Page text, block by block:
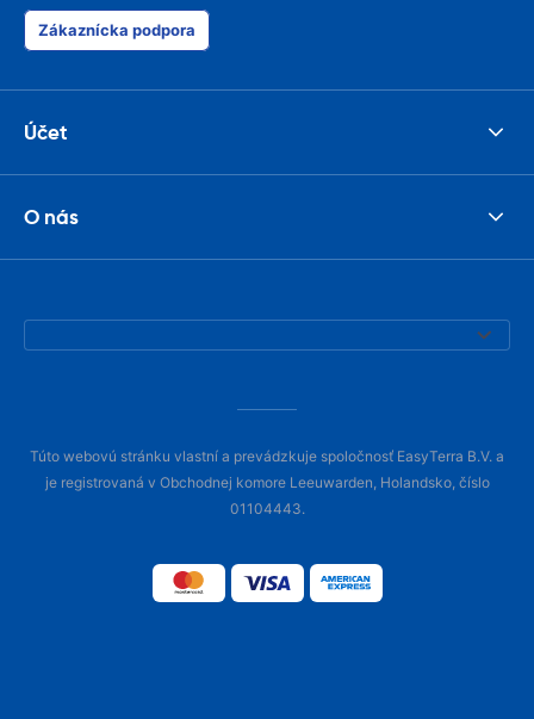
Zákaznícka podpora
Účet
O nás
Túto webovú stránku vlastní a prevádzkuje spoločnosť EasyTerra B.V. a
je registrovaná v Obchodnej komore Leeuwarden, Holandsko, číslo
01104443.